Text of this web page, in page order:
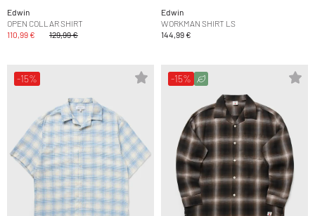
Edwin
OPEN COLLAR SHIRT
110,99 €
129,99 €
Edwin
WORKMAN SHIRT LS
144,99 €
-15% -15%